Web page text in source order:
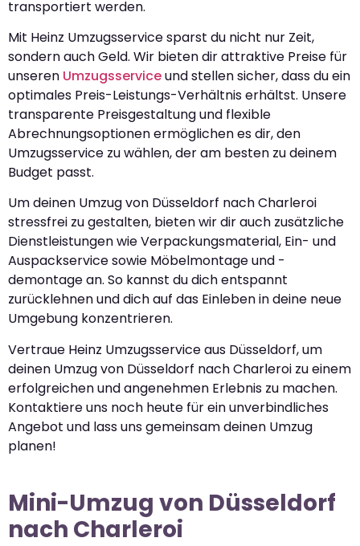
transportiert werden.
Mit Heinz Umzugsservice sparst du nicht nur Zeit,
sondern auch Geld. Wir bieten dir attraktive Preise für
unseren Umzugsserviceund stellen sicher, dass du ein
optimales Preis-Leistungs-Verhältnis erhältst. Unsere
transparente Preisgestaltung und flexible
Abrechnungsoptionen ermöglichen es dir, den
Umzugsservice zu wählen, der am besten zu deinem
Budget passt.
Um deinen Umzug von Düsseldorf nach Charleroi
stressfrei zu gestalten, bieten wir dir auch zusätzliche
Dienstleistungen wie Verpackungsmaterial, Ein- und
Auspackservice sowie Möbelmontage und -
demontage an. So kannst du dich entspannt
zurücklehnen und dich auf das Einleben in deine neue
Umgebung konzentrieren.
Vertraue Heinz Umzugsservice aus Düsseldorf, um
deinen Umzug von Düsseldorf nach Charleroi zu einem
erfolgreichen und angenehmen Erlebnis zu machen.
Kontaktiere uns noch heute für ein unverbindliches
Angebot und lass uns gemeinsam deinen Umzug
planen!
Mini-Umzug von Düsseldorf
nach Charleroi